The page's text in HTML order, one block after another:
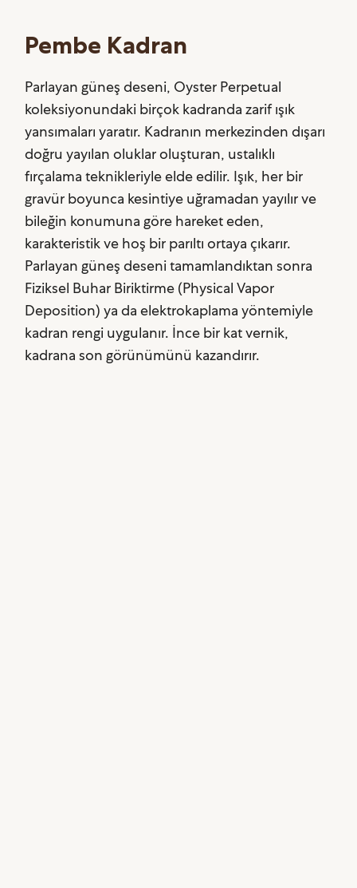
Pembe Kadran
Parlayan güneş deseni, Oyster Perpetual
koleksiyonundaki birçok kadranda zarif ışık
yansımaları yaratır. Kadranın merkezinden dışarı
doğru yayılan oluklar oluşturan, ustalıklı
fırçalama teknikleriyle elde edilir. Işık, her bir
gravür boyunca kesintiye uğramadan yayılır ve
bileğin konumuna göre hareket eden,
karakteristik ve hoş bir parıltı ortaya çıkarır.
Parlayan güneş deseni tamamlandıktan sonra
Fiziksel Buhar Biriktirme (Physical Vapor
Deposition) ya da elektrokaplama yöntemiyle
kadran rengi uygulanır. İnce bir kat vernik,
kadrana son görünümünü kazandırır.